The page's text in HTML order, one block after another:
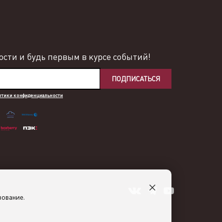
и будь первым в курсе событий!
ПОДПИСАТЬСЯ
конфиденциальности
×